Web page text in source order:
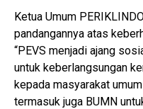
Ketua Umum
pandangannya atas
“PEVS menjadi ajang
untuk keberlangsungan
kepada masyarakat
termasuk juga BUMN